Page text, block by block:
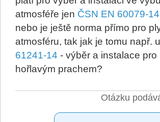
atmosféře jen ČSN EN 60079-
nebo je ještě norma přímo pro
atmosféru, tak jak je tomu např. u
61241-14 - výběr a instalace pro
hořlavým prachem?
Otázku